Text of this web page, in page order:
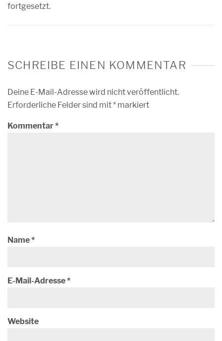
fortgesetzt.
SCHREIBE EINEN KOMMENTAR
Deine E-Mail-Adresse wird nicht veröffentlicht.
Erforderliche Felder sind mit* markiert
Kommentar*
Name*
E-Mail-Adresse*
Website